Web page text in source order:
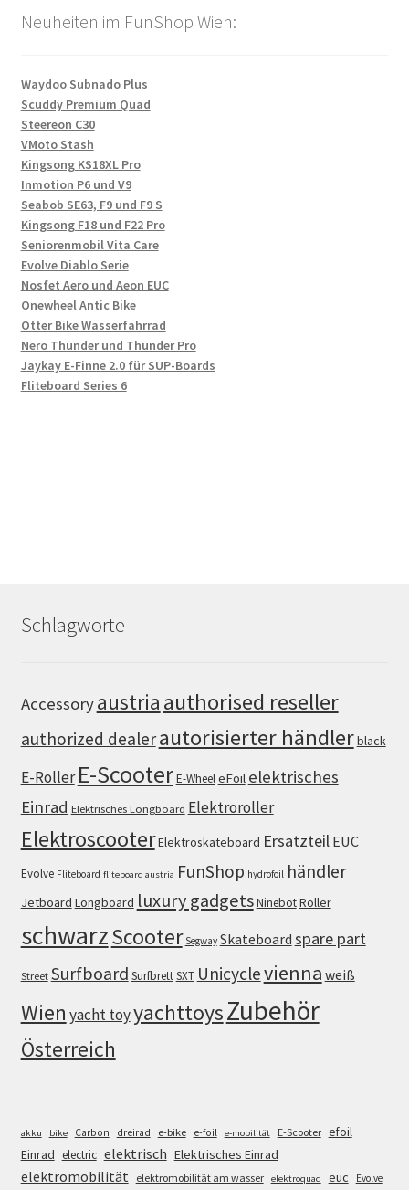
Neuheiten im FunShop Wien:
Waydoo Subnado Plus
Scuddy Premium Quad
Steereon C30
VMoto Stash
Kingsong KS18XL Pro
Inmotion P6 und V9
Seabob SE63, F9 und F9 S
Kingsong F18 und F22 Pro
Seniorenmobil Vita Care
Evolve Diablo Serie
Nosfet Aero und Aeon EUC
Onewheel Antic Bike
Otter Bike Wasserfahrrad
Nero Thunder und Thunder Pro
Jaykay E-Finne 2.0 für SUP-Boards
Fliteboard Series 6
Schlagworte
Accessoryaustria authorised reseller
authorized dealerautorisierter händlerblack
E-Roller E-ScooterE-WheeleFoil elektrisches
Einrad Elektrisches Longboard Elektroroller
ElektroscooterElektroskateboard Ersatzteil EUC
Evolve Fliteboard fliteboard austria FunShop hydrofoil händler
Jetboard Longboard luxury gadgetsNinebotRoller
schwarzScooter Segway Skateboard spare part
Street Surfboard SurfbrettSXT Unicyclevienna weiß
Wien yacht toyyachttoysZubehör
Österreich
akku bike Carbon dreirad e-bike e-foil e-mobilität E-Scooter efoil
Einrad electric elektrisch Elektrisches Einrad
elektromobilität elektromobilität am wasser elektroquad euc
Evolve